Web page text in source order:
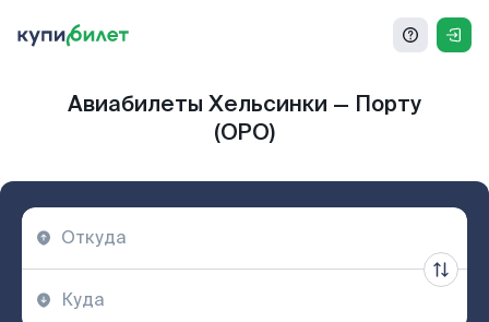
Авиабилеты Хельсинки — Порту
(OPO)